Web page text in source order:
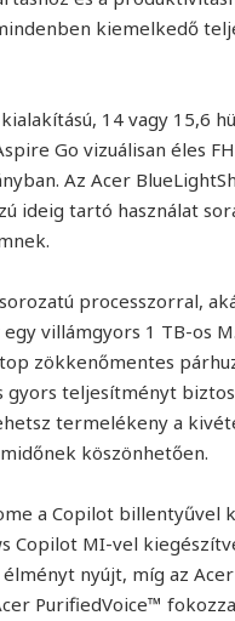
kiemelkedő
14 vagy 15,6
Go vizuálisan éles
Az Acer
ideig tartó használat
processzorral,
villámgyors 1 TB-os
zökkenőmentes
gyors teljesítményt
termelékeny a
köszönhetően.
a Copilot billentyűvel
Copilot MI-vel
nyújt, míg az
PurifiedVoice™